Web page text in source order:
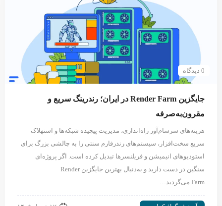
0 دیدگاه
جایگزین Render Farm در ایران؛ رندرینگ سریع و
مقرون‌به‌صرفه
هزینه‌های سرسام‌آور راه‌اندازی، مدیریت پیچیده شبکه‌ها و استهلاک
سریع سخت‌افزار، سیستم‌های رندرفارم سنتی را به چالشی بزرگ برای
استودیوهای انیمیشن و فریلنسرها تبدیل کرده است. اگر پروژه‌ای
سنگین در دست دارید و به‌دنبال بهترین جایگزین Render
Farm می‌گردید…